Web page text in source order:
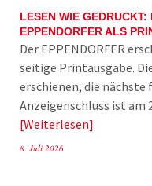
LESEN WIE GEDRUCKT:
EPPENDORFER ALS
Der EPPENDORFER
seitige Printausgabe.
erschienen, die nächste
Anzeigenschluss ist
Weiterlesen
8. Juli 2026